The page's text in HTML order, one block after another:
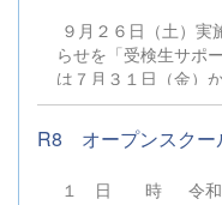
しい等の話、長い夏
校訓を意識した生活
ごし、無事に２学期
しい等のお話
き続いての諸連絡で
トについての話など
ャリア教育部より集
９月２６日（土）実
らせを「受検生サポ
は７月３１日（金）
おります。 ７月３０
ではありませんの
ールについて
R8 オープンスクー
１ 日 時 令和８